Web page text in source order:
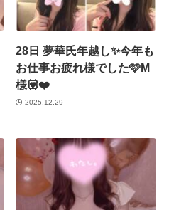
28日 夢華氏年越し✨今年も
お仕事お疲れ様でした🩷M
様💟❤️
2025.12.29